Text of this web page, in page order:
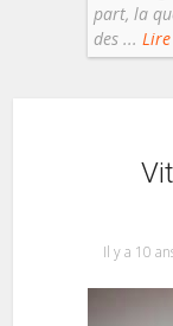
part, la
des ...
Il y a 10